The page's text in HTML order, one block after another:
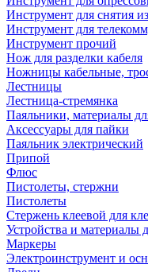
Инструмент для снятия
Инструмент для
Инструмент прочий
Нож для разделки кабеля
Ножницы кабельные,
Лестницы
Лестница-стремянка
Паяльники, материалы
Аксессуары для пайки
Паяльник электрический
Припой
Флюс
Пистолеты, стержни
Пистолеты
Стержень клеевой для
Устройства и материалы
Маркеры
Электроинструмент и